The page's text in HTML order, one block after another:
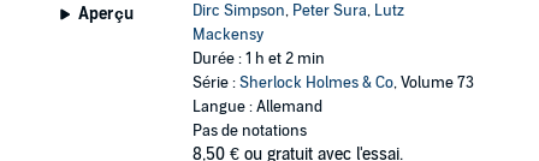
Aperçu
Dirc Simpson, Peter Sura, Lutz
Mackensy
Durée : 1 h et 2 min
Série :Sherlock Holmes & Co, Volume 73
Langue : Allemand
Pas de notations
8,50 € ou gratuit avec l'essai.